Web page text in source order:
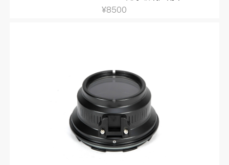
¥8500